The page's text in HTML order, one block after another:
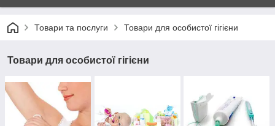
Товари та послуги Товари для особистої гігієни
Товари для особистої гігієни